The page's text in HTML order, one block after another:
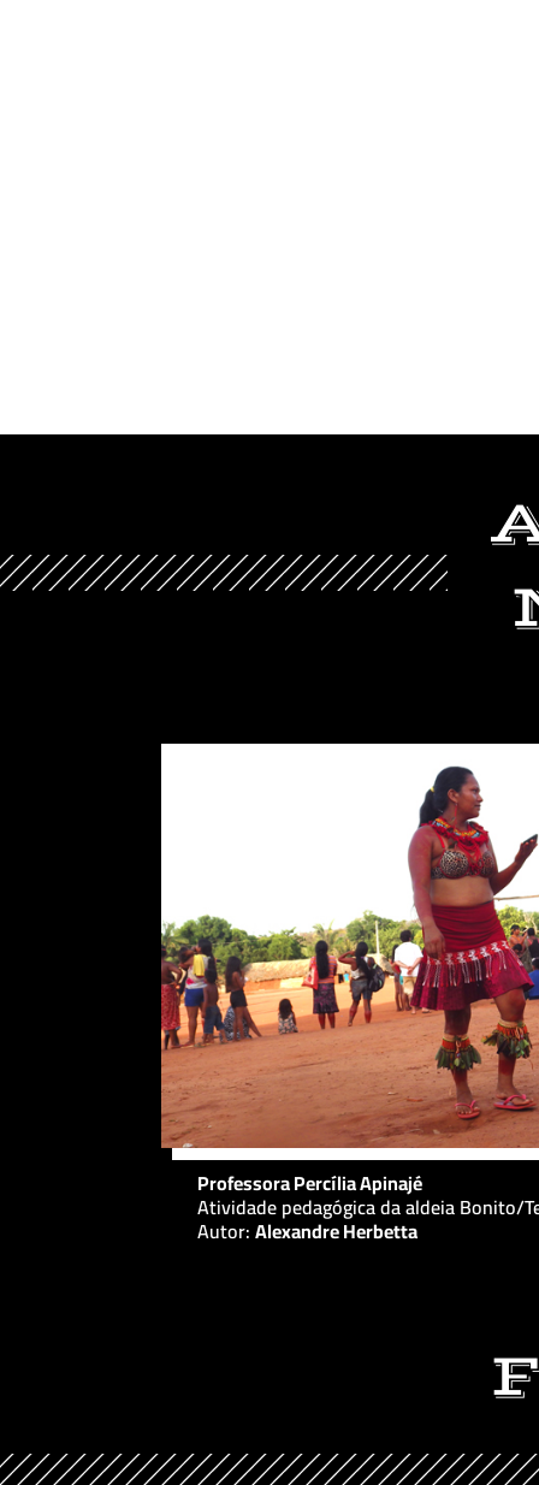
Professora Percília Apinajé
Atividade pedagógica da aldeia Bonito/
Autor:Alexandre Herbetta